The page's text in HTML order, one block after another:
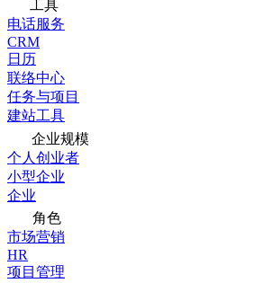
工具
电话服务
CRM
日历
联络中心
任务与项目
建站工具
企业规模
个人创业者
小型企业
企业
角色
市场营销
HR
项目管理